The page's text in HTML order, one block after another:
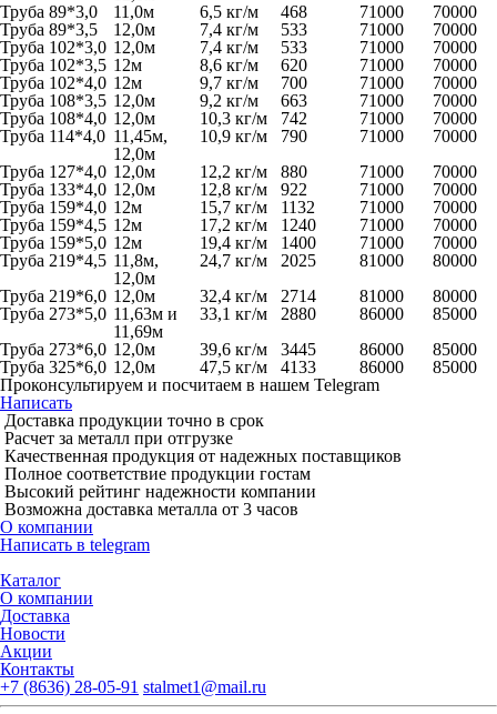
Труба 89*3,0
11,0м 6,5 кг/м 468 71000
70000
Труба 89*3,5
12,0м 7,4 кг/м 533 71000
70000
Труба 102*3,0 12,0м 7,4 кг/м 533 71000
70000
Труба 102*3,5 12м 8,6 кг/м 620 71000
70000
Труба 102*4,0 12м 9,7 кг/м 700 71000
70000
Труба 108*3,5 12,0м 9,2 кг/м 663 71000
70000
Труба 108*4,0 12,0м 10,3 кг/м 742 71000
70000
Труба 114*4,0 11,45м,
12,0м
10,9 кг/м 790 71000
70000
Труба 127*4,0 12,0м 12,2 кг/м 880 71000
70000
Труба 133*4,0 12,0м 12,8 кг/м 922 71000
70000
Труба 159*4,0 12м 15,7 кг/м 1132 71000
70000
Труба 159*4,5 12м 17,2 кг/м 1240 71000
70000
Труба 159*5,0 12м 19,4 кг/м 1400 71000
70000
Труба 219*4,5 11,8м,
12,0м
24,7 кг/м 2025 81000
80000
Труба 219*6,0 12,0м 32,4 кг/м 2714 81000
80000
Труба 273*5,0 11,63м и
11,69м
33,1 кг/м 2880 86000
85000
Труба 273*6,0 12,0м 39,6 кг/м 3445 86000
85000
Труба 325*6,0 12,0м 47,5 кг/м 4133 86000
85000
Проконсультируем и посчитаем в нашем Telegram
Написать
Доставка продукции точно в срок
Расчет за металл при отгрузке
Качественная продукция от надежных поставщиков
Полное соответствие продукции гостам
Высокий рейтинг надежности компании
Возможна доставка металла от 3 часов
О компании
Написать в telegram
Каталог
О компании
Доставка
Новости
Акции
Контакты
+7 (8636) 28-05-91 stalmet1@mail.ru